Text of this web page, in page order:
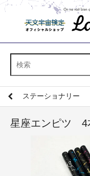
ステーショナリー
星座エンピツ 4